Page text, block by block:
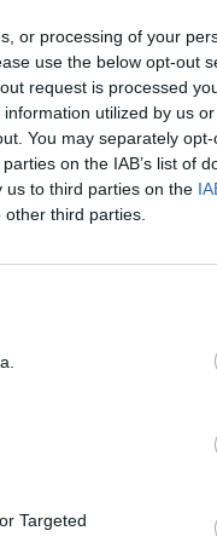
or processing of your
use the below opt-out
request is processed
utilized by us
You may separately
on the IAB’s list of
us to third parties on the
third parties.
Targeted
la
e
sono
al lupo per
il lilla
anche
per il
Mondiale